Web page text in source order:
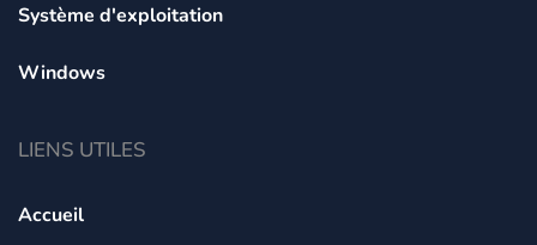
Système d'exploitation
Windows
LIENS UTILES
Accueil